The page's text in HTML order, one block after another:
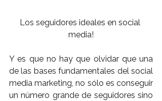
Los seguidores ideales en social
media!
Y es que no hay que olvidar que una
de las bases fundamentales del social
media marketing, no sólo es conseguir
un número grande de seguidores sino